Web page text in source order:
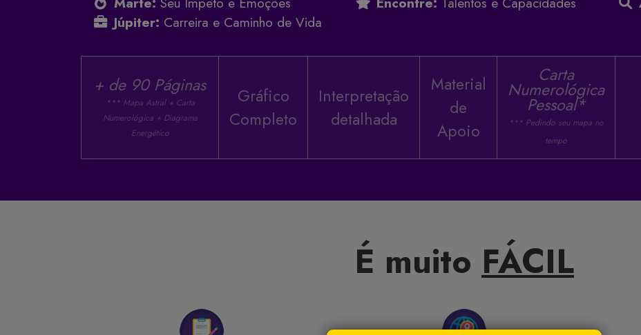
Júpiter: Carreira e Caminho de Vida
+ de 90 Páginas
*** Mapa Astral + Carta
Numerológica + Diagrama
Energético
Gráfico
Completo
Interpretação
detalhada
Material
de
Apoio
Carta
Numerológica
Pessoal*
*** Pedindo seu mapa no
tempo
É muito FÁCIL